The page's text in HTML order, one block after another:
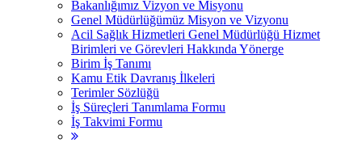
Bakanlığımız Vizyon ve Misyonu
Genel Müdürlüğümüz Misyon ve Vizyonu
Acil Sağlık Hizmetleri Genel Müdürlüğü Hizmet
Birimleri ve Görevleri Hakkında Yönerge
Birim İş Tanımı
Kamu Etik Davranış İlkeleri
Terimler Sözlüğü
İş Süreçleri Tanımlama Formu
İş Takvimi Formu